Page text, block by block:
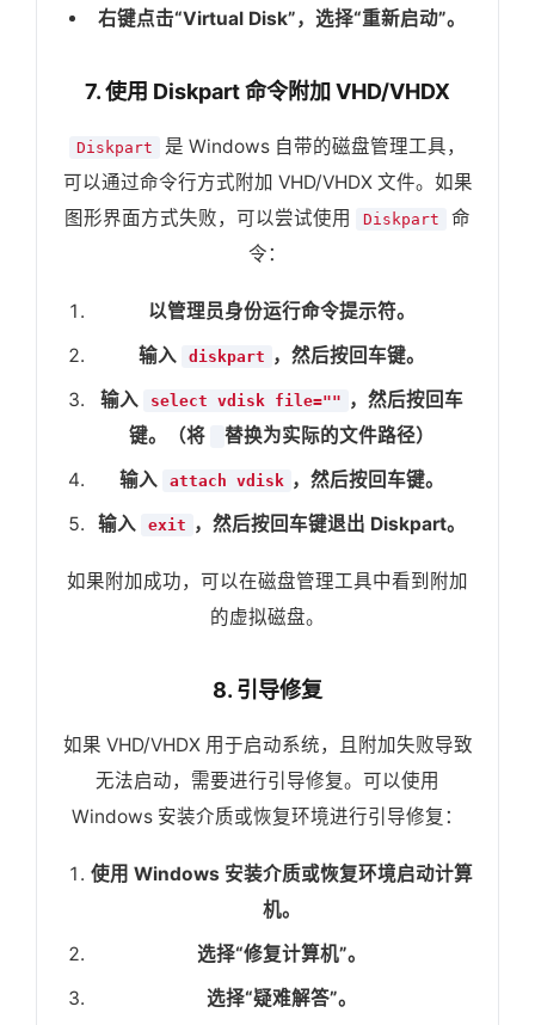
右键点击“Virtual Disk”，选择“重新启动”。
7. 使用 Diskpart 命令附加 VHD/VHDX
Diskpart
是 Windows 自带的磁盘管理工具，
可以通过命令行方式附加 VHD/VHDX 文件。如果
图形界面方式失败，可以尝试使用
Diskpart
命
令：
以管理员身份运行命令提示符。
输入
diskpart ，然后按回车键。
输入
select vdisk file="" ，然后按回车
键。（将
替换为实际的文件路径）
输入
attach vdisk ，然后按回车键。
输入
exit ，然后按回车键退出 Diskpart。
如果附加成功，可以在磁盘管理工具中看到附加
的虚拟磁盘。
8. 引导修复
如果 VHD/VHDX 用于启动系统，且附加失败导致
无法启动，需要进行引导修复。可以使用
Windows 安装介质或恢复环境进行引导修复：
使用 Windows 安装介质或恢复环境启动计算
机。
选择“修复计算机”。
选择“疑难解答”。